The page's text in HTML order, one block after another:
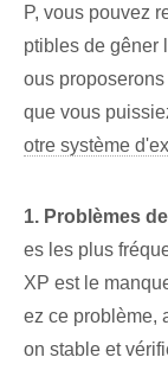
P, vous pouvez
ptibles de gêner
ous
que vous
otre système
1. Problèmes
es les plus
XP est le
ez ce problème,
on stable et